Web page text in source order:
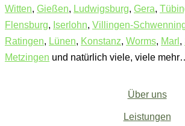
Witten, Gießen, Ludwigsburg, Gera,
Flensburg, Iserlohn, Villingen-
Ratingen, Lünen, Konstanz, Worms, Marl ,
Metzingen und natürlich viele, viele
Über uns
Leistungen